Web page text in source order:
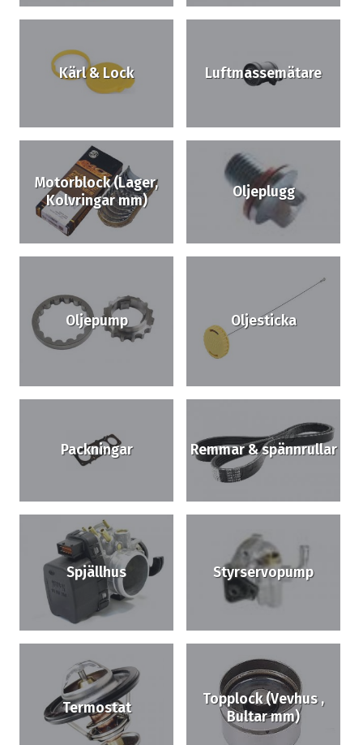
Kärl & Lock Luftmassemätare
Motorblock (Lager,
Kolvringar mm)
Oljeplugg
Oljepump Oljesticka
Packningar Remmar & spännrullar
Spjällhus Styrservopump
Termostat
Topplock (Vevhus ,
Bultar mm)